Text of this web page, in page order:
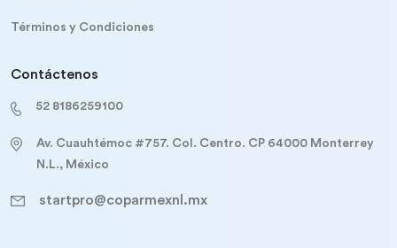
Términos y Condiciones
Contáctenos
52 8186259100
Av. Cuauhtémoc #757. Col. Centro. CP 64000 Monterrey
N.L., México
startpro@coparmexnl.mx